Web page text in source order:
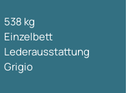
538 kg
Einzelbett
Lederausstattung
Grigio